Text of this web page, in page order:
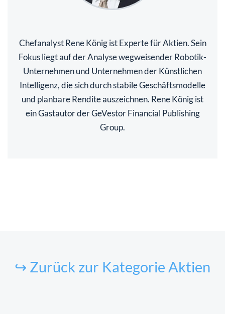
Chefanalyst Rene König ist Experte für Aktien. Sein
Fokus liegt auf der Analyse wegweisender Robotik-
Unternehmen und Unternehmen der Künstlichen
Intelligenz, die sich durch stabile Geschäftsmodelle
und planbare Rendite auszeichnen. Rene König ist
ein Gastautor der GeVestor Financial Publishing
Group.
↪ Zurück zur Kategorie Aktien